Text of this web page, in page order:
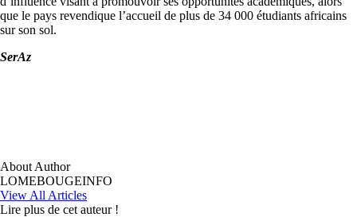
que le pays revendique l’accueil de plus de 34 000 étudiants africains
sur son sol.
SerAz
About Author
LOMEBOUGEINFO
View All Articles
Lire plus de cet auteur !